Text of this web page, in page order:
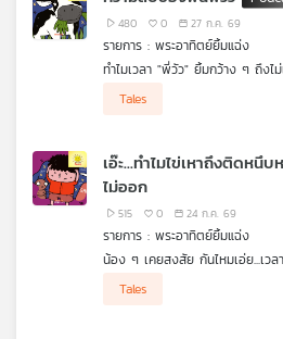
เอส
เครือ
ข่าย
480 0 27 ก.ค. 69
รายการ : พระอาทิตย์ยิ้มแฉ่ง
ทำไมเวลา "พี่วัว" ยิ้มกว้าง ๆ ถึง
แบบนี้ พี่วัวจะดึงหญ้าให้ขาดได้อย่า
Tales
เอ๊ะ...ทำไมไข่เหาถึงติดหนึ
ไม่ออก
515 0 24 ก.ค. 69
รายการ : พระอาทิตย์ยิ้มแฉ่ง
น้อง ๆ เคยสงสัย กันไหมเอ่ย...เว
ธรรมดาก็ไม่ออกล่ะ หรือว่าคุณแม่
Tales